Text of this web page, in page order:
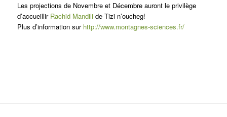
Les projections de Novembre et Décembre auront le privilège
d’accueillir Rachid Mandilide Tizi n’oucheg!
Plus d’information sur http://www.montagnes-sciences.fr/